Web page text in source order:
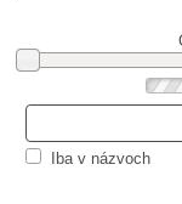
Iba v názvoch